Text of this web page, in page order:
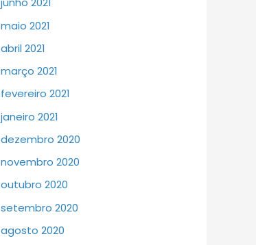
maio 2021
abril 2021
março 2021
fevereiro 2021
janeiro 2021
dezembro 2020
novembro 2020
outubro 2020
setembro 2020
agosto 2020